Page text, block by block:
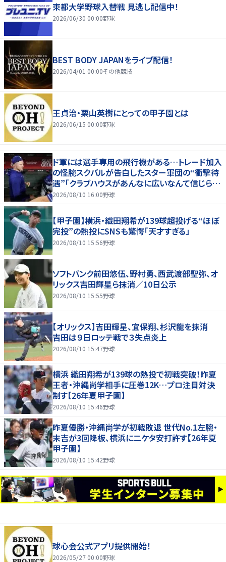
東都大学野球入替戦 見逃し配信中！
2026/06/30 00:00野球
BEST BODY JAPANをライブ配信！
2026/04/01 00:00その他競技
王貞治・栗山英樹にとっての甲子園とは
2026/06/15 00:00野球
ド軍には選手専用の飛行機がある…トレード加入
の怪腕スクバルが告白したスター軍団の“衝撃待
遇”「クラブハウスがあんなに広いなんて信じられ
ない」
2026/08/10 16:00野球
【甲子園】横浜・織田翔希が139球超投げる“ほぼ
完投”の熱投にSNSも驚愕「天才すぎる」
2026/08/10 15:56野球
ソフトバンク前田悠伍、野村勇、西武渡部聖弥、オ
リックス吉田輝星ら抹消／10日公示
2026/08/10 15:55野球
【オリックス】吉田輝星、宜保翔、杉沢龍を抹消
吉田は９日ロッテ戦で３失点炎上
2026/08/10 15:47野球
横浜 織田翔希が139球の熱投で初戦突破！昨夏
王者・沖縄尚学相手に圧巻12K…プロ注目対決
制す【26年夏甲子園】
2026/08/10 15:46野球
昨夏優勝・沖縄尚学が初戦敗退 世代No.1左腕・
末吉が3回降板、横浜に二ケタ安打許す【26年夏
甲子園】
2026/08/10 15:42野球
球心会公式アプリ提供開始！
2026/05/27 00:00野球